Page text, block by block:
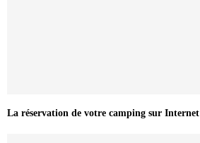
La réservation de votre camping sur Internet